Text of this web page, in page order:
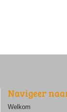
Navigeer
Welkom